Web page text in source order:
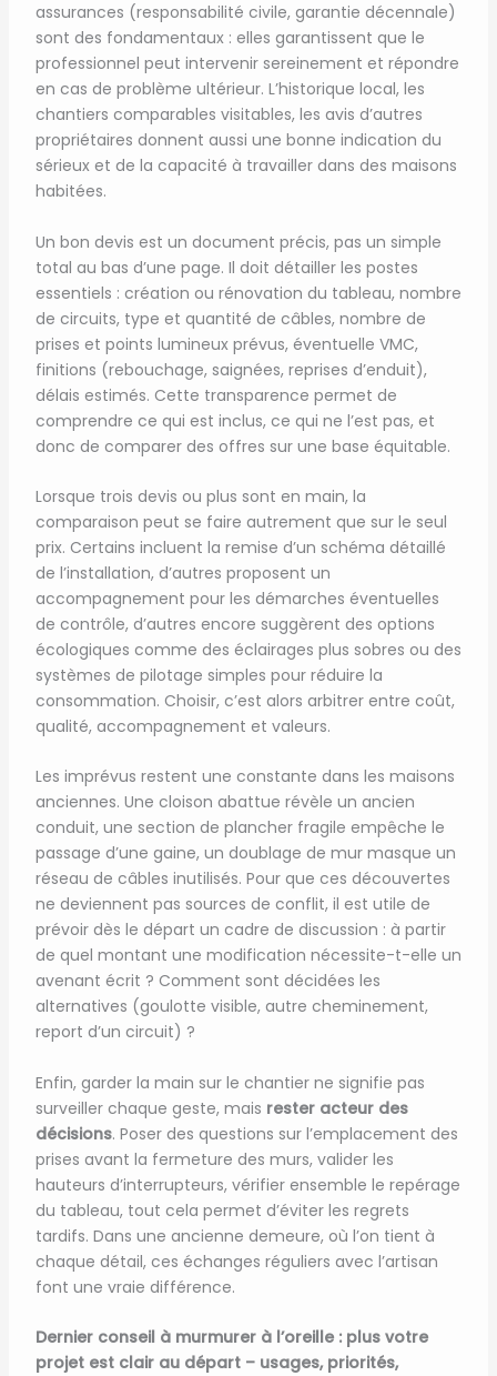
assurances (responsabilité civile, garantie décennale)
sont des fondamentaux : elles garantissent que le
professionnel peut intervenir sereinement et répondre
en cas de problème ultérieur. L’historique local, les
chantiers comparables visitables, les avis d’autres
propriétaires donnent aussi une bonne indication du
sérieux et de la capacité à travailler dans des maisons
habitées.
Un bon devis est un document précis, pas un simple
total au bas d’une page. Il doit détailler les postes
essentiels : création ou rénovation du tableau, nombre
de circuits, type et quantité de câbles, nombre de
prises et points lumineux prévus, éventuelle VMC,
finitions (rebouchage, saignées, reprises d’enduit),
délais estimés. Cette transparence permet de
comprendre ce qui est inclus, ce qui ne l’est pas, et
donc de comparer des offres sur une base équitable.
Lorsque trois devis ou plus sont en main, la
comparaison peut se faire autrement que sur le seul
prix. Certains incluent la remise d’un schéma détaillé
de l’installation, d’autres proposent un
accompagnement pour les démarches éventuelles
de contrôle, d’autres encore suggèrent des options
écologiques comme des éclairages plus sobres ou des
systèmes de pilotage simples pour réduire la
consommation. Choisir, c’est alors arbitrer entre coût,
qualité, accompagnement et valeurs.
Les imprévus restent une constante dans les maisons
anciennes. Une cloison abattue révèle un ancien
conduit, une section de plancher fragile empêche le
passage d’une gaine, un doublage de mur masque un
réseau de câbles inutilisés. Pour que ces découvertes
ne deviennent pas sources de conflit, il est utile de
prévoir dès le départ un cadre de discussion : à partir
de quel montant une modification nécessite-t-elle un
avenant écrit ? Comment sont décidées les
alternatives (goulotte visible, autre cheminement,
report d’un circuit) ?
Enfin, garder la main sur le chantier ne signifie pas
surveiller chaque geste, mais rester acteur des
décisions. Poser des questions sur l’emplacement des
prises avant la fermeture des murs, valider les
hauteurs d’interrupteurs, vérifier ensemble le repérage
du tableau, tout cela permet d’éviter les regrets
tardifs. Dans une ancienne demeure, où l’on tient à
chaque détail, ces échanges réguliers avec l’artisan
font une vraie différence.
Dernier conseil à murmurer à l’oreille : plus votre
projet est clair au départ – usages, priorités,